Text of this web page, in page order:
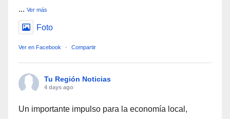
... Ver más
Foto
Ver en Facebook · Compartir
Tu Región Noticias
4 days ago
Un importante impulso para la economía local,